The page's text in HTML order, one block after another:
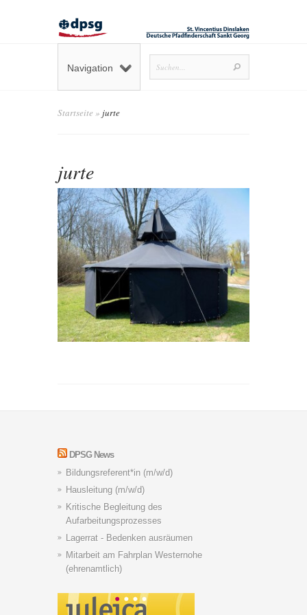
Navigation
Startseite » jurte
jurte
DPSG News
Bildungsreferent*in (m/w/d)
Hausleitung (m/w/d)
Kritische Begleitung des
Aufarbeitungsprozesses
Lagerrat - Bedenken ausräumen
Mitarbeit am Fahrplan Westernohe
(ehrenamtlich)